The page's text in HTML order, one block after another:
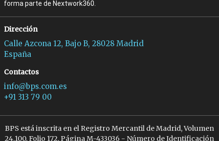
forma parte de Nextwork360.
Dirección
Calle Azcona 12, Bajo B, 28028 Madrid
España
Contactos
info@bps.com.es
+91 313 79 00
BPS está inscrita en el Registro Mercantil de Madrid, Volumen
24.100, Folio 172, Página M-433036 - Número de Identificación